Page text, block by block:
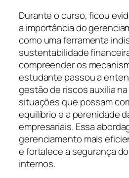
Durante o curso, ficou
a importância do
como uma ferramenta
sustentabilidade
compreender os
estudante passou a
gestão de riscos auxilia
situações que possam
equilíbrio e a perenidade
empresariais. Essa
gerenciamento mais
e fortalece a segurança
internos.